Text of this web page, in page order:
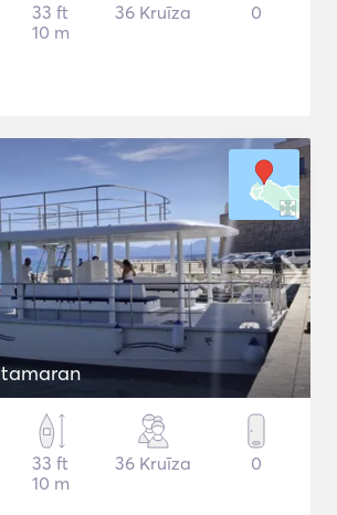
33 ft
10 m
36 Kruīza 0
33 ft
10 m
36 Kruīza 0